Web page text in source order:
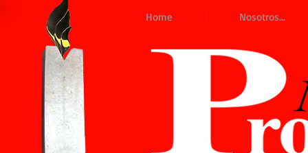
Home Nosotros...